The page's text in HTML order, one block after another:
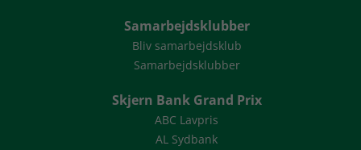
Samarbejdsklubber
Bliv samarbejdsklub
Samarbejdsklubber
Skjern Bank Grand Prix
ABC Lavpris
AL Sydbank